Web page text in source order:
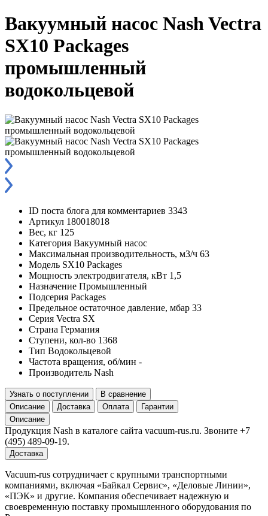
Вакуумный насос Nash Vectra
SX10 Packages
промышленный
водокольцевой
ID поста блога для комментариев 3343
Артикул 180018018
Вес, кг 125
Категория Вакуумный насос
Максимальная производительность, м3/ч 63
Модель SX10 Packages
Мощность электродвигателя, кВт 1,5
Назначение Промышленный
Подсерия Packages
Предельное остаточное давление, мбар 33
Серия Vectra SX
Страна Германия
Ступени, кол-во 1368
Тип Водокольцевой
Частота вращения, об/мин -
Производитель Nash
Узнать о поступлении
В сравнение
Описание
Доставка Оплата
Гарантии
Описание
Продукция Nash в каталоге сайта vacuum-rus.ru. Звоните +7
(495) 489-09-19.
Доставка
Vacuum-rus сотрудничает с крупными транспортными
компаниями, включая «Байкал Сервис», «Деловые Линии»,
«ПЭК» и другие. Компания обеспечивает надежную и
своевременную поставку промышленного оборудования по